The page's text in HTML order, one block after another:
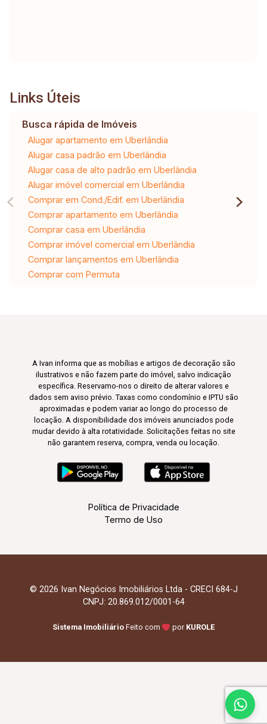
Links Úteis
Busca rápida de Imóveis
Alugar apartamento em Uberlândia
Alugar casa padrão em Uberlândia
Alugar casa de alto padrão em Uberlândia
Alugar imóvel comercial em Uberlândia
Comprar em Cond./Edif. em Uberlândia
Comprar apartamento em Uberlândia
Comprar casa em Uberlândia
Comprar imóvel comercial em Uberlândia
Comprar lançamentos em Uberlândia
Comprar com Permuta
A Ivan informa que as mobílias e artigos de decoração são
ilustrativos e não fazem parte do imóvel, salvo indicação
específica. Reservamo-nos o direito de alterar valores e
dados sem aviso prévio. Taxas como condomínio e IPTU são
aproximadas e podem variar ao longo do processo de
locação. A disponibilidade dos imóveis anunciados pode
mudar devido à alta rotatividade. Solicitações feitas no site
não garantem reserva, compra, venda ou locação.
Política de Privacidade
Termo de Uso
© 2026 Ivan Negócios Imobiliários Ltda - CRECI 684-J
CNPJ: 20.869.012/0001-64
Sistema Imobiliário Feito com por KUROLE